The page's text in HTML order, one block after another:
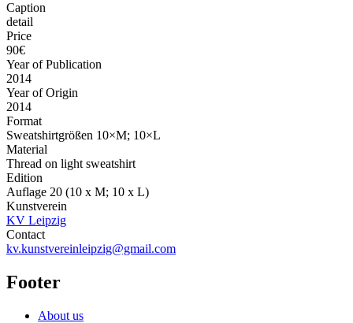
Caption
detail
Price
90€
Year of Publication
2014
Year of Origin
2014
Format
Sweatshirtgrößen 10×M; 10×L
Material
Thread on light sweatshirt
Edition
Auflage 20 (10 x M; 10 x L)
Kunstverein
KV Leipzig
Contact
kv.kunstvereinleipzig@gmail.com
Footer
About us